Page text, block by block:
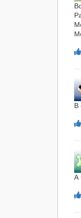
В
А